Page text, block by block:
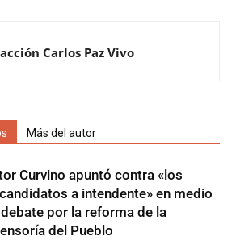
Carlos Paz Vivo
Más del autor
Curvino apuntó contra «los
a intendente» en medio
por la reforma de la
del Pueblo